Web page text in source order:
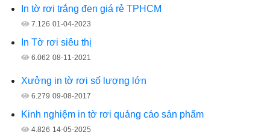
In tờ rơi trắng đen giá rẻ TPHCM
7.126 01-04-2023
In Tờ rơi siêu thị
6.062 08-11-2021
Xưởng in tờ rơi số lượng lớn
6.279 09-08-2017
Kinh nghiệm in tờ rơi quảng cáo sản phẩm
4.826 14-05-2025